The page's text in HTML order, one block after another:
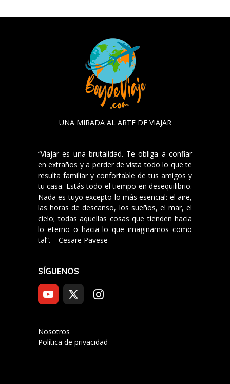
UNA MIRADA AL ARTE DE VIAJAR
“Viajar es una brutalidad. Te obliga a confiar
en extraños y a perder de vista todo lo que te
resulta familiar y confortable de tus amigos y
tu casa. Estás todo el tiempo en desequilibrio.
Nada es tuyo excepto lo más esencial: el aire,
las horas de descanso, los sueños, el mar, el
cielo; todas aquellas cosas que tienden hacia
lo eterno o hacia lo que imaginamos como
tal”. – Cesare Pavese
SÍGUENOS
Nosotros
Política de privacidad